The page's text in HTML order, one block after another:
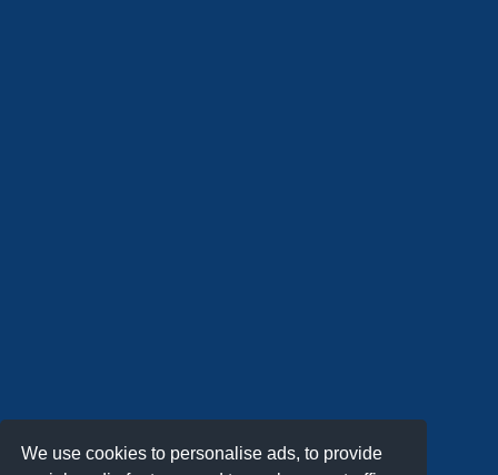
We use cookies to personalise ads, to provide